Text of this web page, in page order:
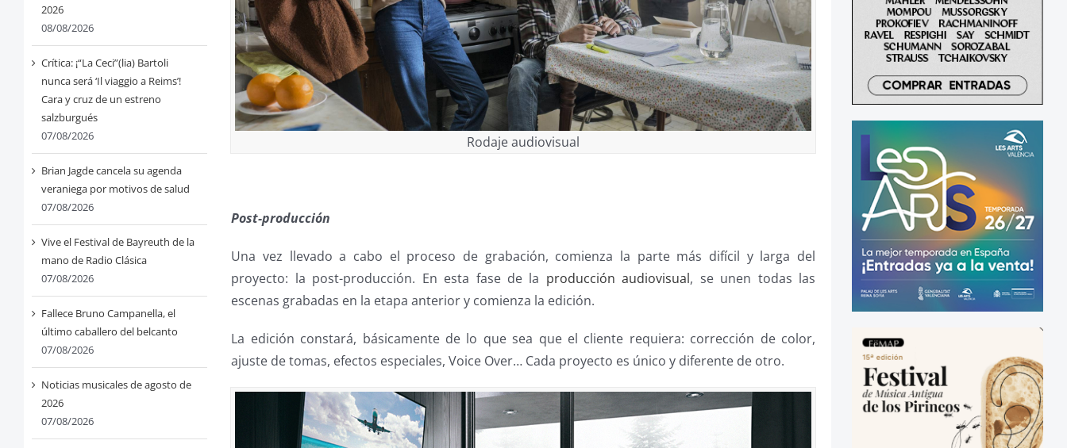
2026
08/08/2026
Crítica: ¡“La Ceci”(lia) Bartoli
nunca será ‘Il viaggio a Reims’!
Cara y cruz de un estreno
salzburgués
07/08/2026
Brian Jagde cancela su agenda
veraniega por motivos de salud
07/08/2026
Vive el Festival de Bayreuth de la
mano de Radio Clásica
07/08/2026
Fallece Bruno Campanella, el
último caballero del belcanto
07/08/2026
Noticias musicales de agosto de
2026
07/08/2026
Rodaje audiovisual
Post-producción
Una vez llevado a cabo el proceso de grabación, comienza la parte más difícil y larga del
proyecto: la post-producción. En esta fase de la producción audiovisual, se unen todas las
escenas grabadas en la etapa anterior y comienza la edición.
La edición constará, básicamente de lo que sea que el cliente requiera: corrección de color,
ajuste de tomas, efectos especiales, Voice Over… Cada proyecto es único y diferente de otro.